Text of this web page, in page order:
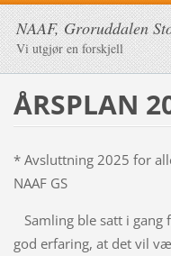
NAAF, Groruddalen
Vi utgjør en forskjell
ÅRSPLAN
* Avsluttning 2025 for
NAAF GS
Samling ble satt i gang
god erfaring, at det vil